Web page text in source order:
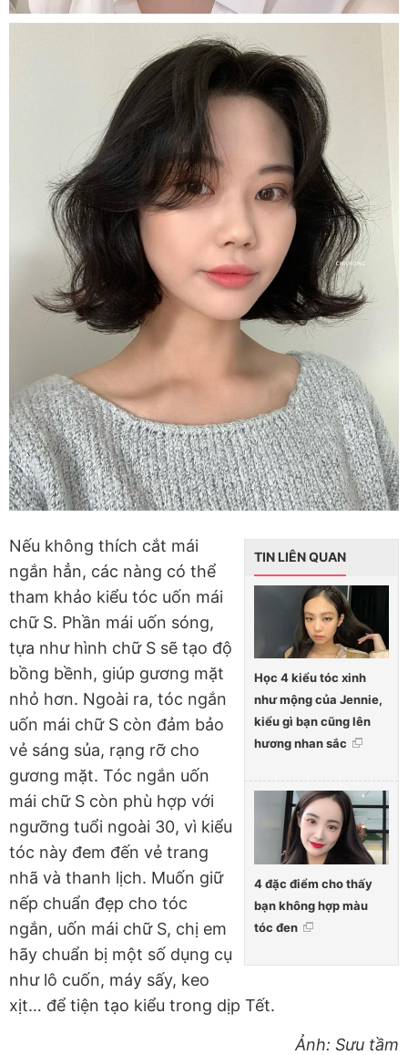
TIN LIÊN QUAN
Học 4 kiểu tóc xinh
như mộng của Jennie,
kiểu gì bạn cũng lên
hương nhan sắc
4 đặc điểm cho thấy
bạn không hợp màu
tóc đen
Nếu không thích cắt mái
ngắn hẳn, các nàng có thể
tham khảo kiểu tóc uốn mái
chữ S. Phần mái uốn sóng,
tựa như hình chữ S sẽ tạo độ
bồng bềnh, giúp gương mặt
nhỏ hơn. Ngoài ra, tóc ngắn
uốn mái chữ S còn đảm bảo
vẻ sáng sủa, rạng rỡ cho
gương mặt. Tóc ngắn uốn
mái chữ S còn phù hợp với
ngưỡng tuổi ngoài 30, vì kiểu
tóc này đem đến vẻ trang
nhã và thanh lịch. Muốn giữ
nếp chuẩn đẹp cho tóc
ngắn, uốn mái chữ S, chị em
hãy chuẩn bị một số dụng cụ
như lô cuốn, máy sấy, keo
xịt… để tiện tạo kiểu trong dịp Tết.
Ảnh: Sưu tầm